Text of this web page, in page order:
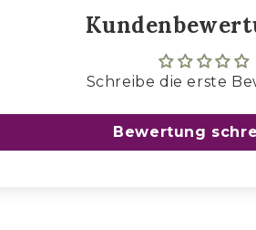
wartet die Eisheiligen
und auf
den Austrieb vor
Schreibe die erste
Bewertung